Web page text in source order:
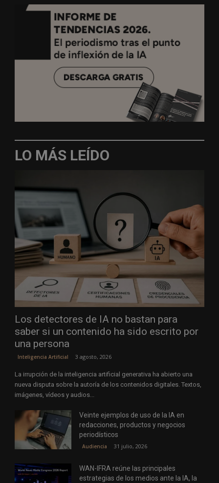
LO MÁS LEÍDO
Los detectores de IA no bastan para
saber si un contenido ha sido escrito por
una persona
Inteligencia Artificial 3 agosto, 2026
La irrupción de la inteligencia artificial generativa ha abierto una
nueva disputa sobre la autoría de los contenidos digitales. Textos,
imágenes, vídeos y audios...
Veinte ejemplos de uso de la IA en
redacciones, productos y negocios
periodísticos
Audiencia 31 julio, 2026
WAN-IFRA reúne las principales
estrategias de los medios ante la IA, la